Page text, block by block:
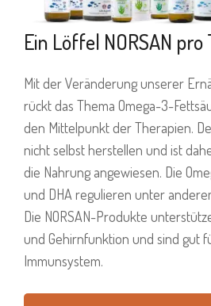
Ein Löffel NORSAN pro
Mit der Veränderung unserer
rückt das Thema Omega-3-
den Mittelpunkt der Therapien.
nicht selbst herstellen und ist
die Nahrung angewiesen. Die
und DHA regulieren unter
Die NORSAN-Produkte
und Gehirnfunktion und sind gut
Immunsystem.